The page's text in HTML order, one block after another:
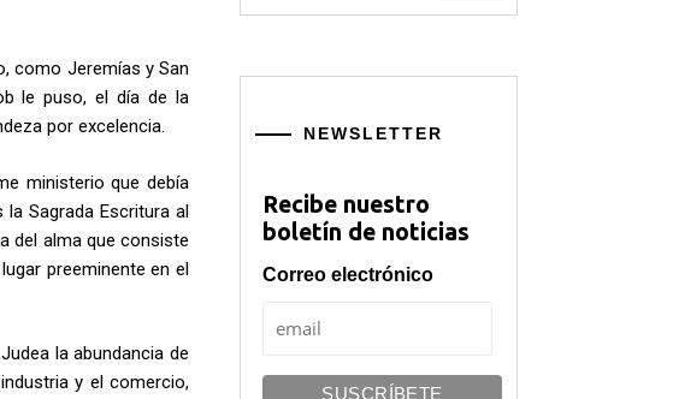
como Jeremías y San
le puso, el día de la
por excelencia.
ministerio que debía
Sagrada Escritura al
del alma que consiste
preeminente en el
la abundancia de
y el comercio,
NEWSLETTER
Recibe nuestro
boletín de noticias
Correo electrónico